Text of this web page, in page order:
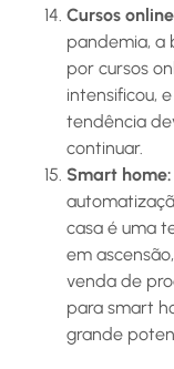
Cursos
pandemia, a
por cursos
intensificou,
tendência
continuar.
Smart home:
casa é uma
em
venda de
para smart
grande